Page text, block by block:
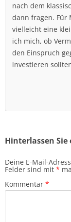
nach dem
dann fragen. Für
vielleicht eine
ich mich, ob
den Einspruch
investieren
Hinterlassen
Deine E-Mail-
Felder sind mit *
Kommentar *